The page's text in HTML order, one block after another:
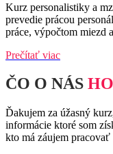
Kurz personalistiky a
prevedie prácou
práce, výpočtom miezd
Prečítať viac
ČO O NÁS
Ďakujem za úžasný
informácie ktoré som
kto má záujem